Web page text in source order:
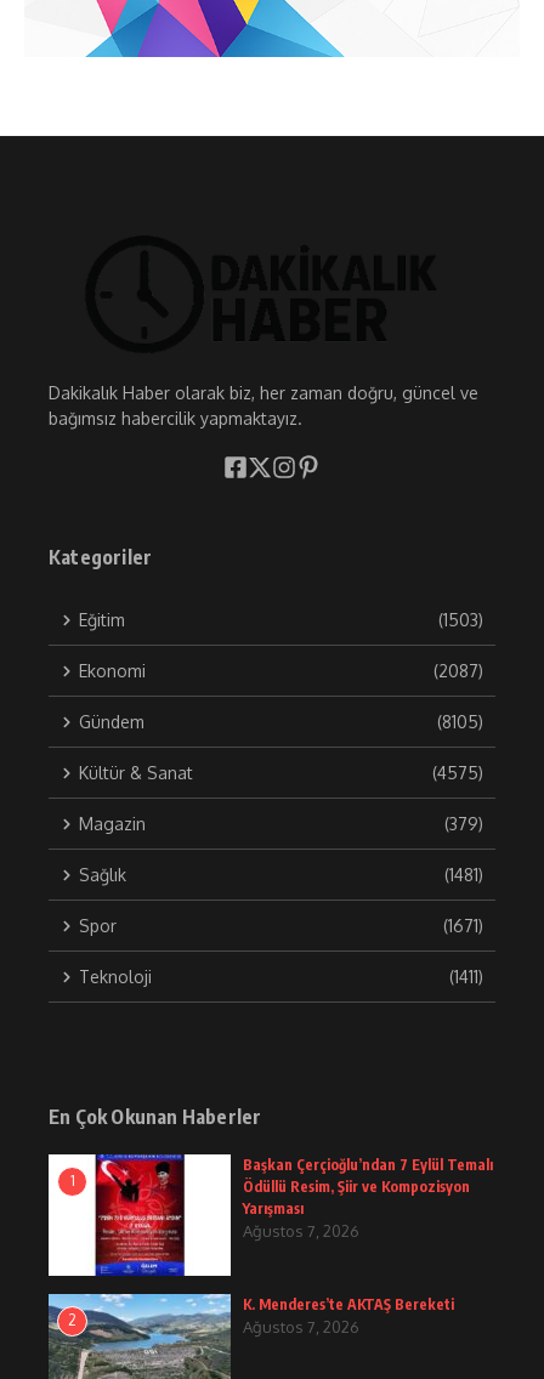
Dakikalık Haber olarak biz, her zaman doğru, güncel ve
bağımsız habercilik yapmaktayız.
Kategoriler
Eğitim (1503)
Ekonomi (2087)
Gündem (8105)
Kültür & Sanat (4575)
Magazin (379)
Sağlık (1481)
Spor (1671)
Teknoloji (1411)
En Çok Okunan Haberler
1
Başkan Çerçioğlu’ndan 7 Eylül Temalı
Ödüllü Resim, Şiir ve Kompozisyon
Yarışması
Ağustos 7, 2026
2
K. Menderes’te AKTAŞ Bereketi
Ağustos 7, 2026